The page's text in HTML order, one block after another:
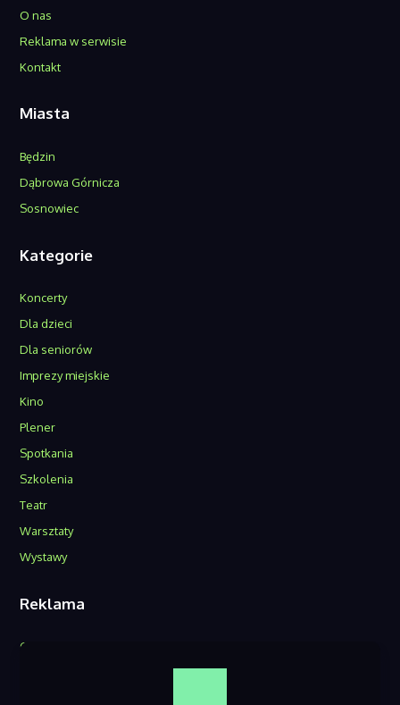
O nas
Reklama w serwisie
Kontakt
Miasta
Będzin
Dąbrowa Górnicza
Sosnowiec
Kategorie
Koncerty
Dla dzieci
Dla seniorów
Imprezy miejskie
Kino
Plener
Spotkania
Szkolenia
Teatr
Warsztaty
Wystawy
Reklama
O nas